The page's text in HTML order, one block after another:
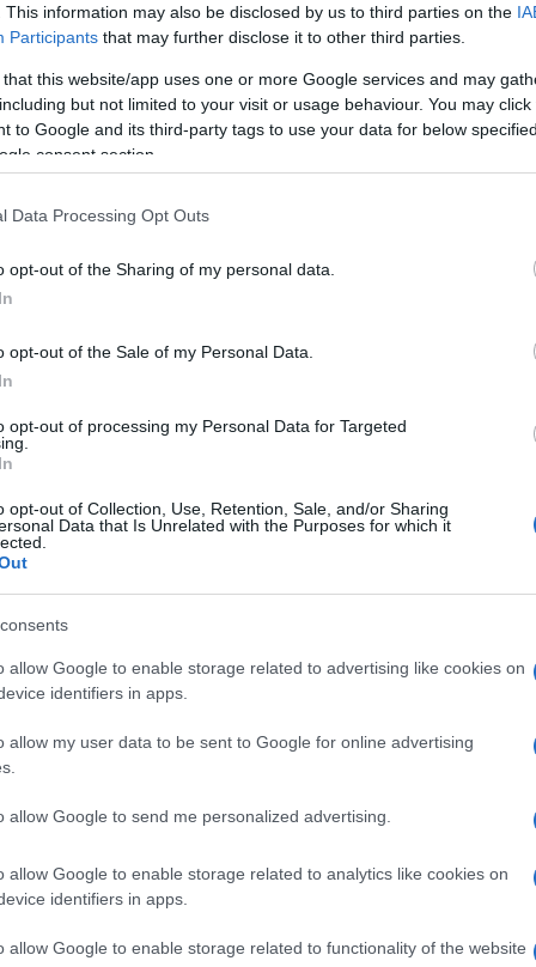
This information may also be disclosed by us to third parties on the
Participants that may further disclose it to other third parties.
that this website/app uses one or more Google services and may
but not limited to your visit or usage behaviour. You may
to Google and its third-party tags to use your data for below
consent section.
Data Processing Opt Outs
opt-out of the Sharing of my personal data.
opt-out of the Sale of my Personal Data.
opt-out of processing my Personal Data for Targeted
opt-out of Collection, Use, Retention, Sale, and/or Sharing
Data that Is Unrelated with the Purposes for which it
allow Google to enable storage related to advertising like cookies on
identifiers in apps.
allow my user data to be sent to Google for online advertising
allow Google to send me personalized advertising.
allow Google to enable storage related to analytics like cookies on
identifiers in apps.
allow Google to enable storage related to functionality of the website
Πολιτικής Προστασίας και όλοι οι
καθώς σύμφωνα με τον ημερήσιο χάρτη
Ενότητα Κέρκυρας βρίσκεται στην κατηγορία 3,
εφαρμογή η απόφαση του Αντιπεριφερειάρχη
και κυκλοφορίας προσώπων και οχημάτων
και άλση, από τις 13:00 έως τις 23:59 του
(Αμμοθίνες Κορισσίων), το δάσος Αγίου
της Τοπικής Κοινότητας Παυλιάνων.
Νήσων, τη νήσο Λαζαρέτο, το Κομπίτσι, τους
Παντελεήμων της Τοπικής Κοινότητας Κάτω
Παναγία και Άγιος Νικόλαος.
συμμορφωθούν με τα μέτρα, αποφεύγοντας κάθε
ενώ υπενθυμίζουν ότι η παραβίαση της
και ποινικές κυρώσεις. Οι πολίτες
σε περίπτωση που αντιληφθούν καπνό
δημόσιες σχέσεις, το ελεύθερο και το